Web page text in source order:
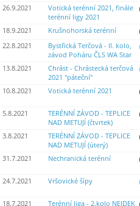
26.9.2021
Votická terénní 2021, finále
terénní ligy 2021
18.9.2021 Krušnohorská terénní
22.8.2021
Bystřická Terčová - II. kolo,
závod Poháru ČLS WA Star
13.8.2021
Chrást - Chrástecká terčová
2021 "páteční"
10.8.2021 Votická terénní 2021
5.8.2021
TERÉNNÍ ZÁVOD - TEPLICE
NAD METUJÍ (čtvrtek)
3.8.2021
TERÉNNÍ ZÁVOD - TEPLICE
NAD METUJÍ (úterý)
31.7.2021 Nechranická terénní
24.7.2021 Vršovické šípy
18.7.2021 Terénní liga - 2.kolo NEJDEK